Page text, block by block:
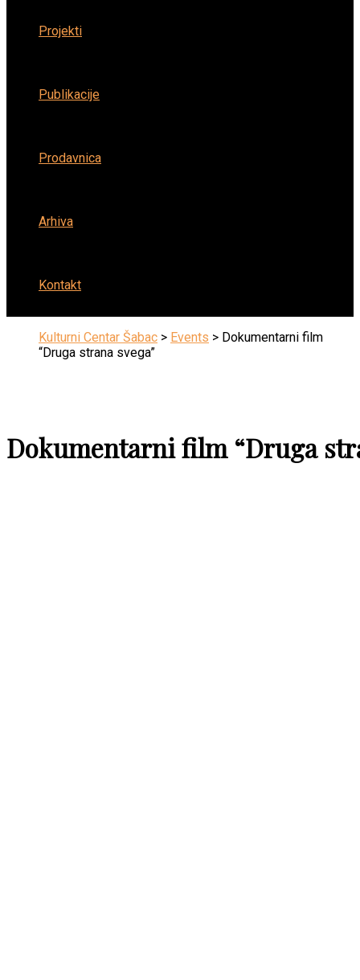
Projekti
Publikacije
Prodavnica
Arhiva
Kontakt
Kulturni Centar Šabac > Events > Dokumentarni film
“Druga strana svega”
Dokumentarni film “Druga